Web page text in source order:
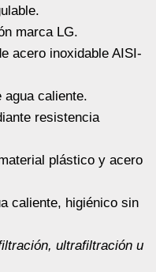
marca LG.
acero inoxidable AISI-
agua caliente.
resistencia
plástico y acero
caliente, higiénico sin
ultrafiltración u